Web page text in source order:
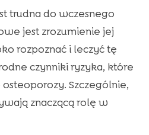
trudna do wczesnego
jest zrozumienie jej
rozpoznać i leczyć tę
czynniki ryzyka, które
Szczególnie,
znaczącą rolę w